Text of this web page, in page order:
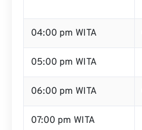
04:00 pm WITA
05:00 pm WITA
06:00 pm WITA
07:00 pm WITA